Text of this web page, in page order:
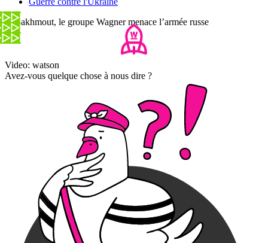
À Bakhmout, le groupe Wagner menace l’armée russe
Video: watson
Avez-vous quelque chose à nous dire ?